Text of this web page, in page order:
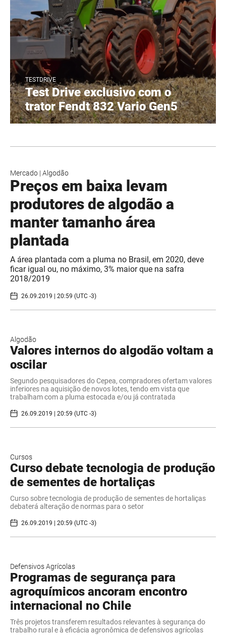
TESTDRIVE
Test Drive exclusivo com o
trator Fendt 832 Vario Gen5
Mercado | Algodão
Preços em baixa levam
produtores de algodão a
manter tamanho área
plantada
A área plantada com a pluma no Brasil, em 2020, deve
ficar igual ou, no máximo, 3% maior que na safra
2018/2019
26.09.2019 | 20:59 (UTC -3)
Algodão
Valores internos do algodão voltam a
oscilar
Segundo pesquisadores do Cepea, compradores ofertam valores
inferiores na aquisição de novos lotes, tendo em vista que
trabalham com a pluma estocada e/ou já contratada
26.09.2019 | 20:59 (UTC -3)
Cursos
Curso debate tecnologia de produção
de sementes de hortaliças
Curso sobre tecnologia de produção de sementes de hortaliças
debaterá alteração de normas para o setor
26.09.2019 | 20:59 (UTC -3)
Defensivos Agrícolas
Programas de segurança para
agroquímicos ancoram encontro
internacional no Chile
Três projetos transferem resultados relevantes à segurança do
trabalho rural e à eficácia agronômica de defensivos agrícolas